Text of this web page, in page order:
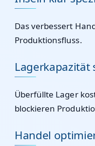
Das verbessert
Produktionsfluss.
Lagerkapazität
Überfüllte Lager
blockieren
Handel